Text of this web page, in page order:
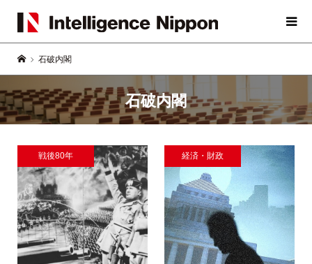
石破内閣
石破内閣
戦後80年 経済・財政